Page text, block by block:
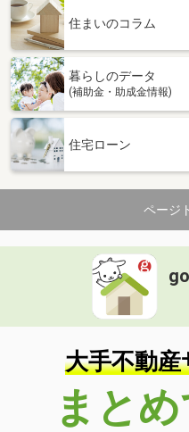
住まいのコラム
暮らしのデータ
(補助金・助成金情報)
住宅ローン
ページ
大手不動産
まとめ